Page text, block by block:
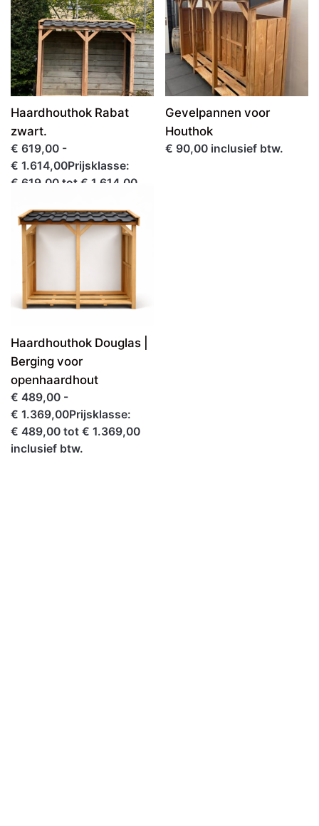
Haardhouthok Rabat
zwart.
€ 619,00 -
€ 1.614,00Prijsklasse:
€ 619,00 tot € 1.614,00
Gevelpannen voor
Houthok
€ 90,00 inclusief btw.
Haardhouthok Douglas |
Berging voor
openhaardhout
€ 489,00 -
€ 1.369,00Prijsklasse:
€ 489,00 tot € 1.369,00
inclusief btw.